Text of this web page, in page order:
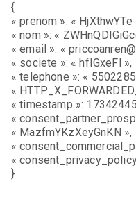
{
« prenom »: « HjXthwYTe
« nom »: «
« email »: «
« societe »: « hfIGxeFl »,
« telephone »: «
«
« timestamp »:
«
« MazfmYKzXeyGnKN »,
«
«
}